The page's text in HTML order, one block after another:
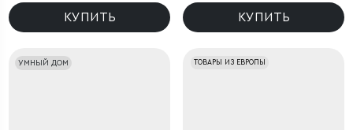
КУПИТЬ КУПИТЬ
УМНЫЙ ДОМ ТОВАРЫ ИЗ ЕВРОПЫ